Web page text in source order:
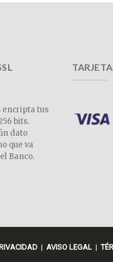
encripta tus
bits.
dato
que va
Banco.
| AVISO LEGAL |